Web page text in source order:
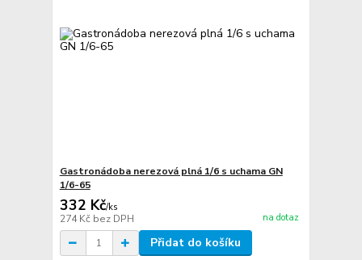
Gastronádoba nerezová plná 1/6 s uchama GN
1/6-65
332 Kč/ks
274 Kč bez DPH na dotaz
Přidat do košíku